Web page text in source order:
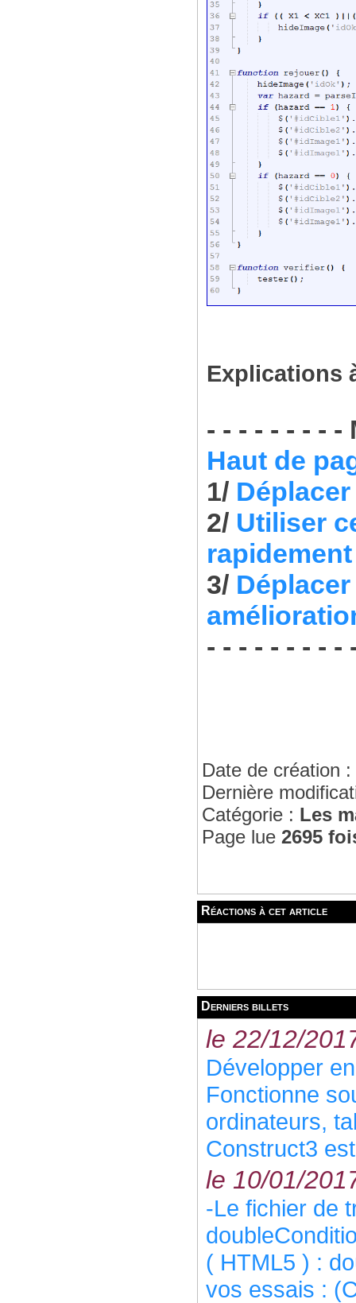
Explications
- - - - - - - - -
Haut de
1/
2/ Utiliser
3/
- - - - - - - - -
Date de création :
Dernière
Catégorie : Les
Page lue 2695
Réactions à cet article
Derniers billets
le 22/12/
Développer
Fonctionne
ordinateurs,
Construct3
le 10/01/
-Le fichier de
( HTML5 ) :
vos essais :